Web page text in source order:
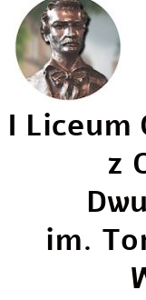
I Liceum
z
im.